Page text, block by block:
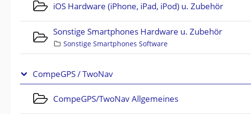
iOS Hardware (iPhone, iPad, iPod) u. Zubehör
Sonstige Smartphones Hardware u. Zubehör
Sonstige Smartphones Software
CompeGPS / TwoNav
CompeGPS/TwoNav Allgemeines